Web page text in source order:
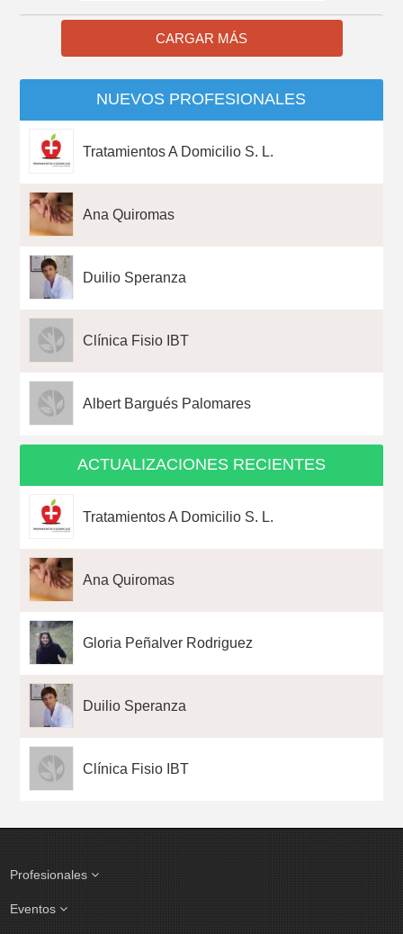
CARGAR MÁS
NUEVOS PROFESIONALES
Tratamientos A Domicilio S. L.
Ana Quiromas
Duilio Speranza
Clínica Fisio IBT
Albert Bargués Palomares
ACTUALIZACIONES RECIENTES
Tratamientos A Domicilio S. L.
Ana Quiromas
Gloria Peñalver Rodriguez
Duilio Speranza
Clínica Fisio IBT
Profesionales
Eventos